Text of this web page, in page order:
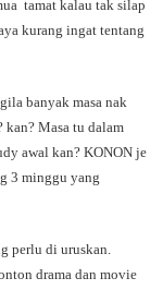
tamat kalau tak silap
kurang ingat tentang
banyak masa nak
kan? Masa tu dalam
awal kan? KONON je
3 minggu yang
perlu di uruskan.
drama dan movie